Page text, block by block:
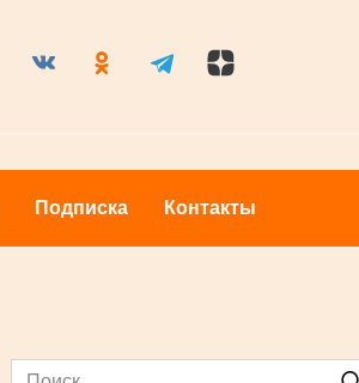
Подписка Контакты
Search